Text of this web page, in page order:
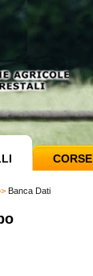
CORSE
Banca Dati